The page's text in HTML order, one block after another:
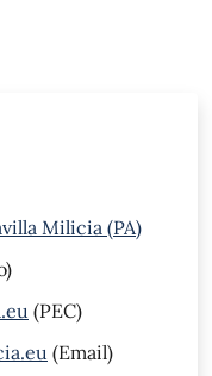
Milicia (PA)
(PEC)
(Email)